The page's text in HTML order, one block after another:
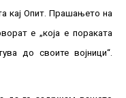
кај Опит. Прашањето на
е „која е пораката
до своите војници“.